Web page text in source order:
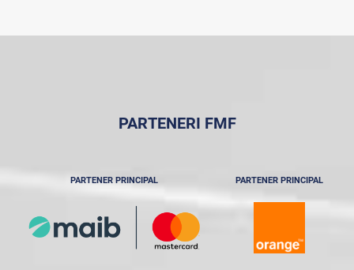
PARTENERI FMF
PARTENER PRINCIPAL PARTENER PRINCIPAL